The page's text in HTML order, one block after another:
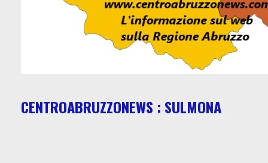
CENTROABRUZZONEWS : SULMONA